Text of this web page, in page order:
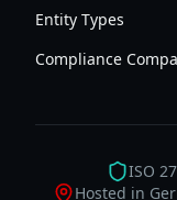
Entity Types
Compliance
ISO
Hosted in